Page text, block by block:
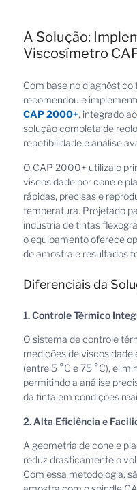
A Solução:
Viscosímetro
Com base no
recomendou e
CAP 2000+, integrado ao
solução completa de
repetibilidade e análise
O CAP 2000+ utiliza o
viscosidade por cone e
rápidas, precisas e
temperatura. Projetado
indústria de tintas
o equipamento oferece
de amostra e resultados
Diferenciais da
1. Controle Térmico
O sistema de controle
medições de
(entre 5 °C e 75 °C),
permitindo a análise
da tinta em condições
2. Alta Eficiência e
A geometria de cone e
reduz drasticamente o
Com essa metodologia,